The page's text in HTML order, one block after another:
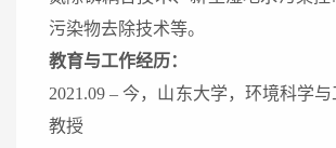
污染物去除技术等。
教育与工作经历：
2021.09 – 今，山东大学，环境科学
教授